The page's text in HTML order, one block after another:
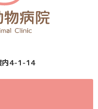
内4-1-14